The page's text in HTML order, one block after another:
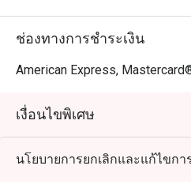
ช่องทางการชำระเงิน
American Express,
เงื่อนไขพิเศษ
นโยบายการยกเลิกและแก้ไขกา